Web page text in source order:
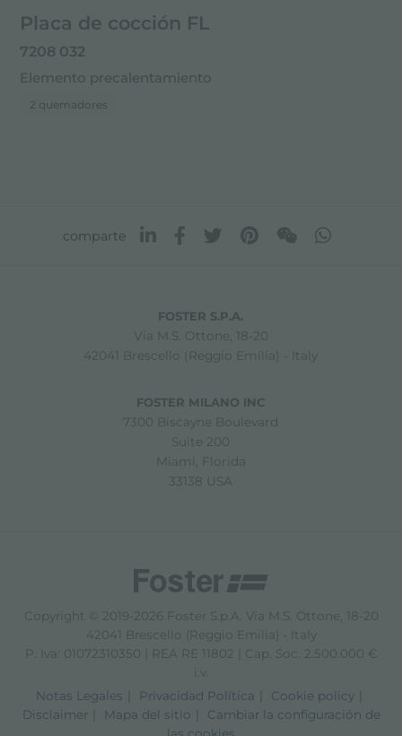
Placa de cocción FL
7208 032
Elemento precalentamiento
2 quemadores
comparte
FOSTER S.P.A.
Via M.S. Ottone, 18-20
42041 Brescello (Reggio Emilia) - Italy
FOSTER MILANO INC
7300 Biscayne Boulevard
Suite 200
Miami, Florida
33138 USA
Copyright © 2019-2026 Foster S.p.A. Via M.S. Ottone, 18-20
42041 Brescello (Reggio Emilia) - Italy
P. Iva: 01072310350 | REA RE 11802 | Cap. Soc. 2.500.000 €
i.v.
Notas Legales
Privacidad Política
Cookie policy
Disclaimer
Mapa del sitio
Cambiar la configuración de